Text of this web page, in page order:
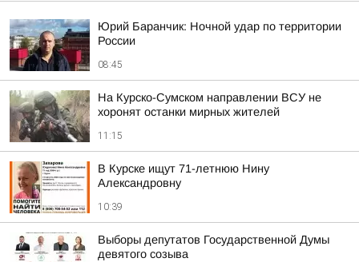
Юрий Баранчик: Ночной удар по территории
России
08:45
На Курско-Сумском направлении ВСУ не
хоронят останки мирных жителей
11:15
В Курске ищут 71-летнюю Нину
Александровну
10:39
Выборы депутатов Государственной Думы
девятого созыва